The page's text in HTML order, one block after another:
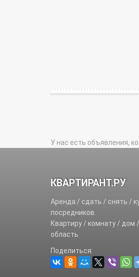
У нас есть объявления,
КВАРТИРАНТ.РУ
Аренда / сдать / снять /
посредников.
Квартиру / комнату / дом
область
Поделиться: